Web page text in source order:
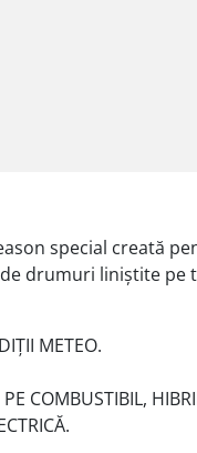
special creată
drumuri liniștite pe
METEO.
COMBUSTIBIL,